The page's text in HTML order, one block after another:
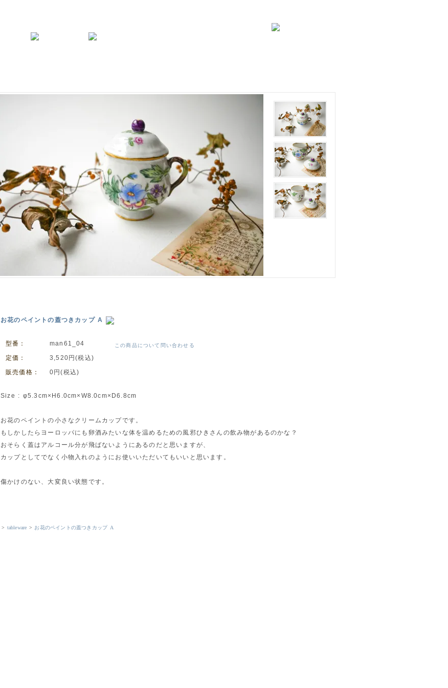
お花のペイントの蓋つきカップ A
型番：
man61_04
定価：
3,520円(税込)
販売価格：
0円(税込)
この商品について問い合わせる
Size : φ5.3cm×H6.0cm×W8.0cm×D6.8cm
お花のペイントの小さなクリームカップです。
もしかしたらヨーロッパにも卵酒みたいな体を温めるための風邪ひきさんの飲み物があるのかな？
おそらく蓋はアルコール分が飛ばないようにあるのだと思いますが、
カップとしてでなく小物入れのようにお使いいただいてもいいと思います。
傷かけのない、大変良い状態です。
> tableware > お花のペイントの蓋つきカップ A